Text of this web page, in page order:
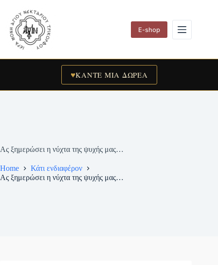
content
E-shop
♥ΚΑΝΤΕ ΜΙΑ ΔΩΡΕΑ
Ας ξημερώσει η νύχτα της ψυχής μας…
Home
Κάτι ενδιαφέρον
Ας ξημερώσει η νύχτα της ψυχής μας…